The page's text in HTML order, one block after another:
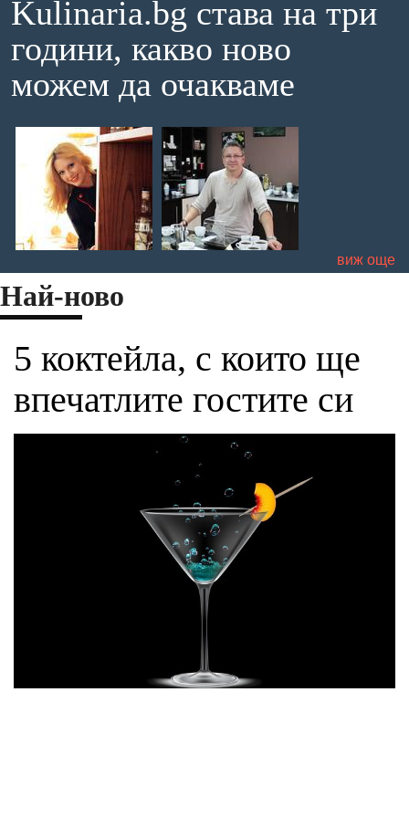
Kulinaria.bg става на три
години, какво ново
можем да очакваме
виж още
Най-ново
5 коктейла, с които ще
впечатлите гостите си